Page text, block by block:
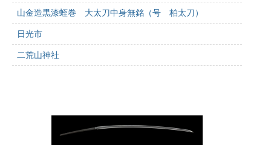
山金造黒漆蛭巻 大太刀中身無銘（号 柏太刀）
日光市
二荒山神社